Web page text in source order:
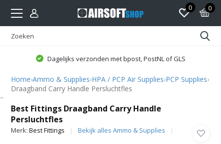
0 0
Dagelijks verzonden met bpost, PostNL of GLS
Home›Ammo & Supplies›HPA / PCP Air Supplies›PCP Supplies›
Draagband Carry Handle Persluchtfles
Best Fittings Draagband Carry Handle
Persluchtfles
Merk:Best Fittings Bekijk alles Ammo & Supplies